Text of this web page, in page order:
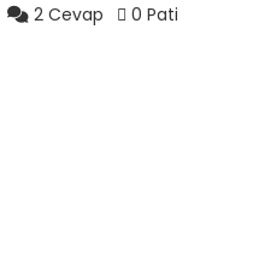
2 Cevap 0 Pati